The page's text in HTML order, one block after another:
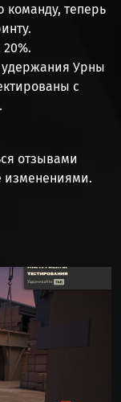
команду, теперь
Урны
с
отзывами
изменениями.